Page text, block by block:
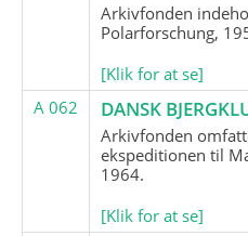
Arkivfonden
Polarforschung,
[Klik for at se]
A 062
DANSK
Arkivfonden
ekspeditionen til
1964.
[Klik for at se]